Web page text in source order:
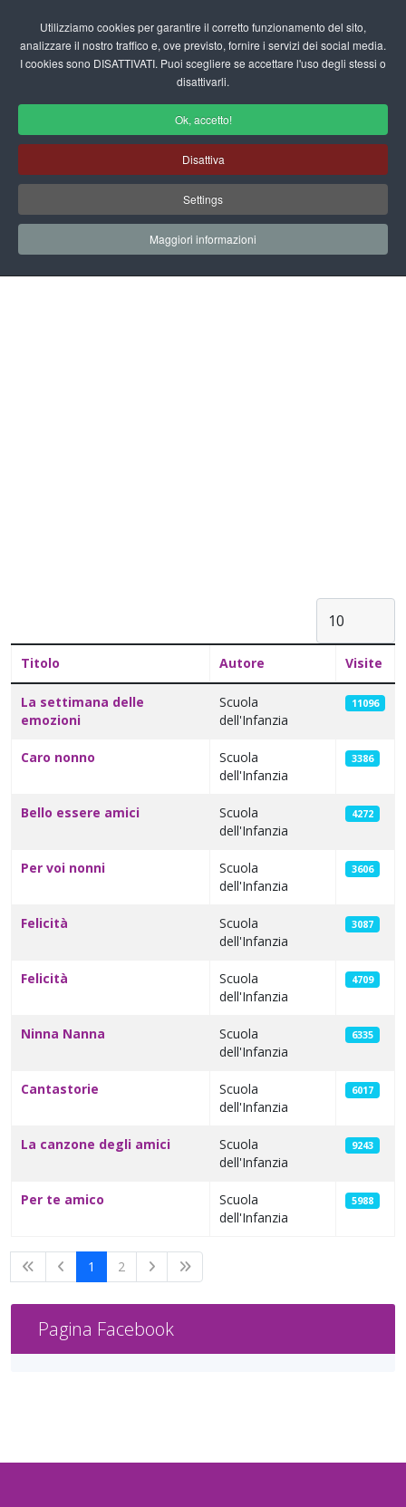
Utilizziamo cookies per garantire il corretto funzionamento del sito,
analizzare il nostro traffico e, ove previsto, fornire i servizi dei social media.
I cookies sono DISATTIVATI. Puoi scegliere se accettare l'uso degli stessi o
disattivarli.
Ok, accetto!
Disattiva
Settings
Maggiori informazioni
fas
Filastrocche sui Sentimenti
Home Scuola Materna Filastrocche
Sezione B
Visualizza #
Articoli
Titolo Autore Visite
La settimana delle
emozioni
Scuola
dell'Infanzia
11096
Caro nonno
Scuola
dell'Infanzia
3386
Bello essere amici
Scuola
dell'Infanzia
4272
Per voi nonni
Scuola
dell'Infanzia
3606
Felicità
Scuola
dell'Infanzia
3087
Felicità
Scuola
dell'Infanzia
4709
Ninna Nanna
Scuola
dell'Infanzia
6335
Cantastorie
Scuola
dell'Infanzia
6017
La canzone degli amici
Scuola
dell'Infanzia
9243
Per te amico
Scuola
dell'Infanzia
5988
1 2
Pagina Facebook